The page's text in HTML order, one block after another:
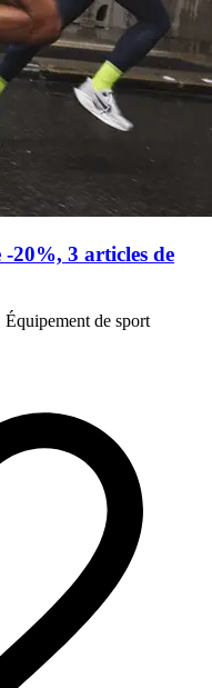
-20%, 3 articles de
Équipement de sport